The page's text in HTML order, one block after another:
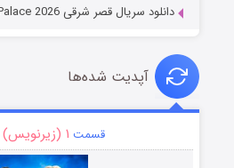
دانلود سریال قصر شرقی The East Palace 2026
آپدیت شده‌ها
قسمت ۱ (زیرنویس)